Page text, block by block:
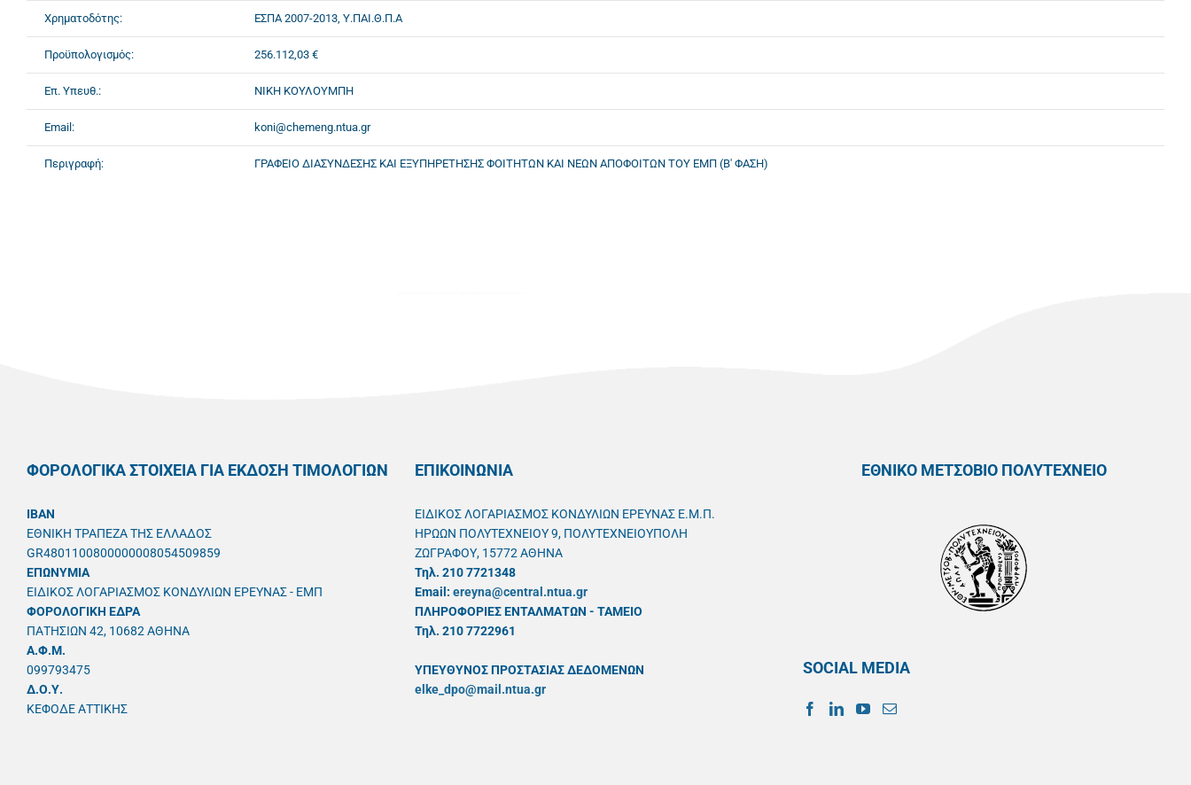
Χρηματοδότης: ΕΣΠΑ 2007-2013, Υ.ΠΑΙ.Θ.Π.Α
Προϋπολογισμός: 256.112,03 €
Επ. Υπευθ.: ΝΙΚΗ ΚΟΥΛΟΥΜΠΗ
Email: koni@chemeng.ntua.gr
Περιγραφή: ΓΡΑΦΕΙΟ ΔΙΑΣΥΝΔΕΣΗΣ ΚΑΙ ΕΞΥΠΗΡΕΤΗΣΗΣ ΦΟΙΤΗΤΩΝ ΚΑΙ ΝΕΩΝ ΑΠΟΦΟΙΤΩΝ ΤΟΥ ΕΜΠ (Β' ΦΑΣΗ)
ΦΟΡΟΛΟΓΙΚΑ ΣΤΟΙΧΕΙΑ ΓΙΑ ΕΚΔΟΣΗ ΤΙΜΟΛΟΓΙΩΝ
IBAN
ΕΘΝΙΚΗ ΤΡΑΠΕΖΑ ΤΗΣ ΕΛΛΑΔΟΣ
GR4801100800000008054509859
ΕΠΩΝΥΜΙΑ
ΕΙΔΙΚΟΣ ΛΟΓΑΡΙΑΣΜΟΣ ΚΟΝΔΥΛΙΩΝ ΕΡΕΥΝΑΣ - ΕΜΠ
ΦΟΡΟΛΟΓΙΚΗ ΕΔΡΑ
ΠΑΤΗΣΙΩΝ 42, 10682 ΑΘΗΝΑ
A.Φ.Μ.
099793475
Δ.Ο.Υ.
ΚΕΦΟΔΕ ΑΤΤΙΚΗΣ
ΕΠΙΚΟΙΝΩΝΙΑ
ΕΙΔΙΚΟΣ ΛΟΓΑΡΙΑΣΜΟΣ ΚΟΝΔΥΛΙΩΝ ΕΡΕΥΝΑΣ Ε.Μ.Π.
ΗΡΩΩΝ ΠΟΛΥΤΕΧΝΕΙΟΥ 9, ΠΟΛΥΤΕΧΝΕΙΟΥΠΟΛΗ
ΖΩΓΡΑΦΟΥ, 15772 ΑΘΗΝΑ
Τηλ. 210 7721348
Email: ereyna@central.ntua.gr
ΠΛΗΡΟΦΟΡΙΕΣ ΕΝΤΑΛΜΑΤΩΝ - ΤΑΜΕΙΟ
Τηλ. 210 7722961
ΥΠΕΥΘYΝΟΣ ΠΡΟΣΤΑΣΙΑΣ ΔΕΔΟΜΕΝΩΝ
elke_dpo@mail.ntua.gr
ΕΘΝΙΚΟ ΜΕΤΣΟΒΙΟ ΠΟΛΥΤΕΧΝΕΙΟ
SOCIAL MEDIA